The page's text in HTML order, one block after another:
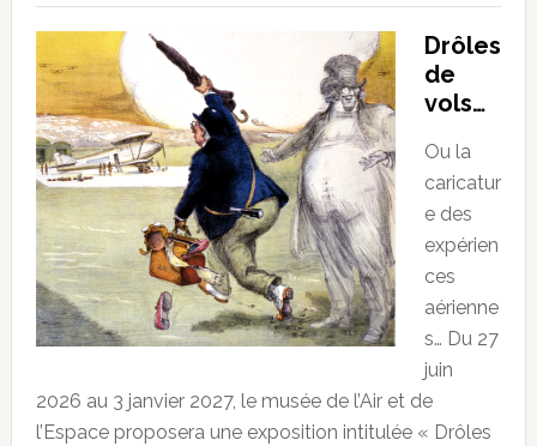
Drôles
de
vols…
Ou la
caricatur
e des
expérien
ces
aérienne
s… Du 27
juin
2026 au 3 janvier 2027, le musée de l’Air et de
l’Espace proposera une exposition intitulée « Drôles